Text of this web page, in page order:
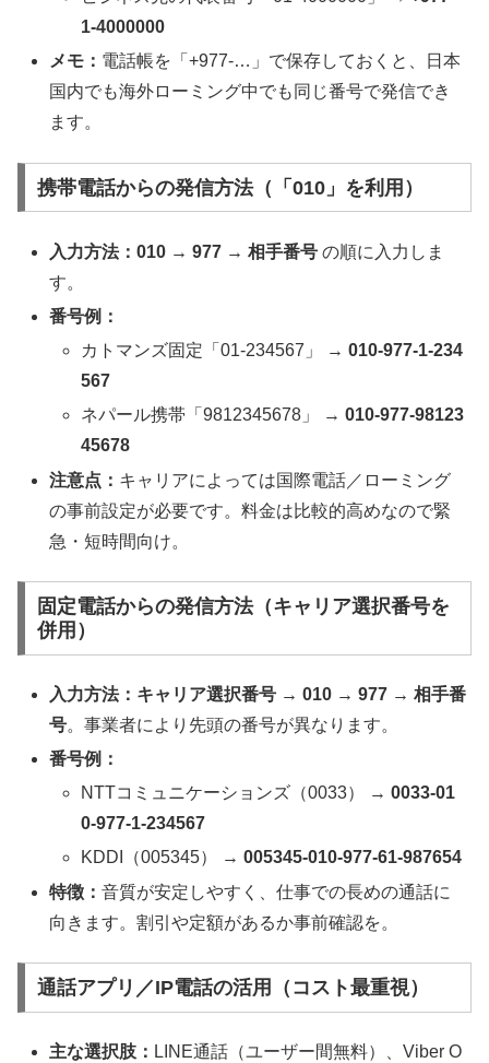
1-4000000
メモ： 電話帳を「+977-…」で保存しておくと、日本
国内でも海外ローミング中でも同じ番号で発信でき
ます。
携帯電話からの発信方法（「010」を利用）
入力方法：010 → 977 → 相手番号 の順に入力しま
す。
番号例：
カトマンズ固定「01-234567」 →010-977-1-234
567
ネパール携帯「9812345678」 →010-977-98123
45678
注意点： キャリアによっては国際電話／ローミング
の事前設定が必要です。料金は比較的高めなので緊
急・短時間向け。
固定電話からの発信方法（キャリア選択番号を
併用）
入力方法： キャリア選択番号 → 010 → 977 → 相手番
号。事業者により先頭の番号が異なります。
番号例：
NTTコミュニケーションズ（0033） →0033-01
0-977-1-234567
KDDI（005345） →005345-010-977-61-987654
特徴：音質が安定しやすく、仕事での長めの通話に
向きます。割引や定額があるか事前確認を。
通話アプリ／IP電話の活用（コスト最重視）
主な選択肢： LINE通話（ユーザー間無料）、Viber O